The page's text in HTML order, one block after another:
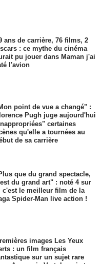
ans de carrière, 76 films, 2
: ce mythe du cinéma
pu jouer dans Maman j'ai
l'avion
point de vue a changé" :
Pugh juge aujourd'hui
certaines
qu'elle a tournées au
de sa carrière
que du grand spectacle,
du grand art" : noté 4 sur
c'est le meilleur film de la
Spider-Man live action !
images Les Yeux
: un film français
sur un sujet rare